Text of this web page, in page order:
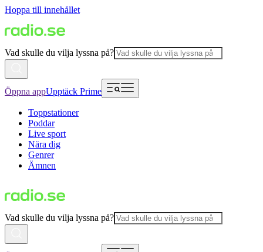
Hoppa till innehållet
Vad skulle du vilja lyssna på?
Öppna appUpptäck Prime
Toppstationer
Poddar
Live sport
Nära dig
Genrer
Ämnen
Vad skulle du vilja lyssna på?